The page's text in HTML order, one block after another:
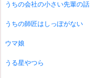
うちの会社の小さい先輩の話
うちの師匠はしっぽがない
ウマ娘
うる星やつら